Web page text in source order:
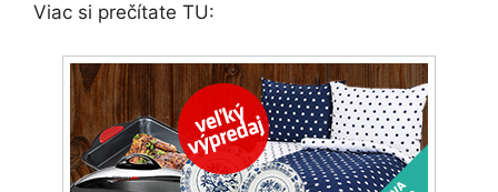
Viac si prečítate TU: